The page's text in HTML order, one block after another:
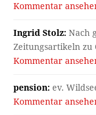
Kommentar
Ingrid Stolz: Nach
Zeitungsartikeln zu
Kommentar
pension: ev.
Kommentar